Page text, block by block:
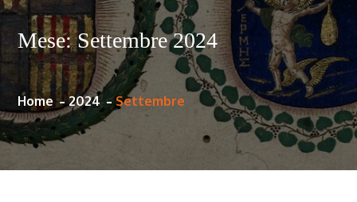
Mese:Settembre 2024
Home 2024 Settembre